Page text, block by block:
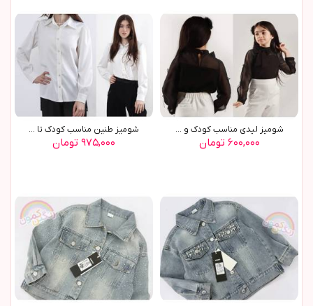
شوميز ليدي مناسب کودک و ...
۶۰۰,۰۰۰ تومان
شوميز طنين مناسب کودک تا ...
۹۷۵,۰۰۰ تومان